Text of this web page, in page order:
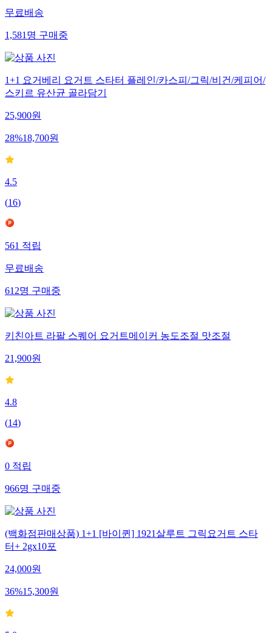
무료배송
1,581명구매중
1+1 요거베리 요거트 스타터 플레인/카스피/그릭/비건/케피어/
스키르 유산균 골라담기
25,900원
28%18,700원
4.5
(16)
561적립
무료배송
612명구매중
키친아트 라팔 스퀘어 요거트메이커 농도조절 맛조절
21,900원
4.8
(14)
0적립
966명구매중
(백화점판매상품) 1+1 [바이퀸] 1921살루트 그릭요거트 스타
터+ 2gx10포
24,000원
36%15,300원